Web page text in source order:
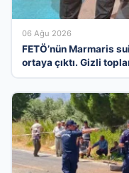
06 Ağu 2026
FETÖ’nün Marmaris
ortaya çıktı. Gizli